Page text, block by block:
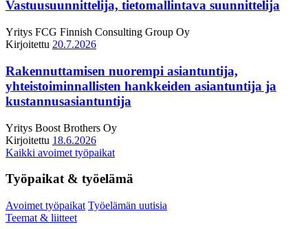
Vastuusuunnittelija, tietomallintava suunnittelija
Yritys FCG Finnish Consulting Group Oy
Kirjoitettu 20.7.2026
Rakennuttamisen nuorempi asiantuntija,
yhteistoiminnallisten hankkeiden asiantuntija ja
kustannusasiantuntija
Yritys Boost Brothers Oy
Kirjoitettu 18.6.2026
Kaikki avoimet työpaikat
Työpaikat & työelämä
Avoimet työpaikat Työelämän uutisia
Teemat & liitteet